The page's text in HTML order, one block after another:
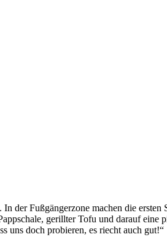
Fußgängerzone machen die ersten
gerillter Tofu und darauf
uns doch probieren, es riecht auch